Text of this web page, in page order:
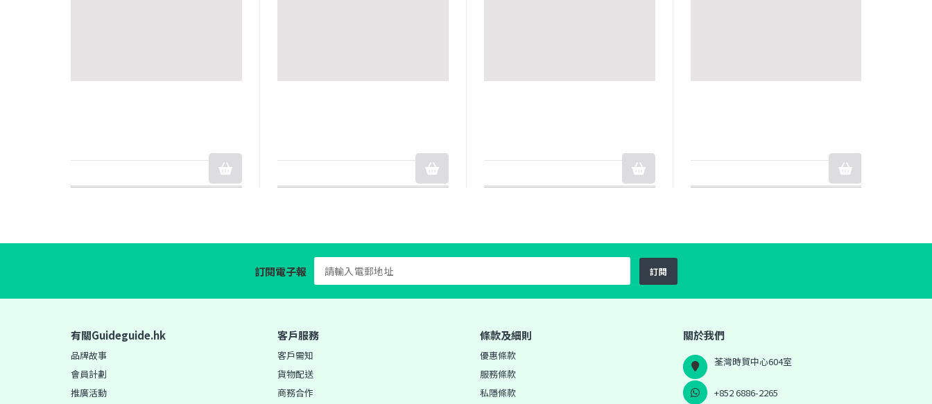
訂閱電子報 訂閱
有關Guideguide.hk
品牌故事
會員計劃
推廣活動
客戶服務
客戶需知
貨物配送
商務合作
條款及細則
優惠條款
服務條款
私隱條款
關於我們
荃灣時貿中心604室
+852 6886-2265